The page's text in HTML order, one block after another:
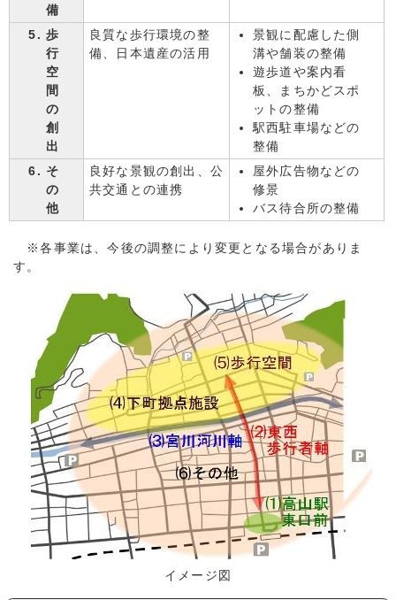
備
歩
行
空
間
の
創
出
良質な歩行環境の整
備、日本遺産の活用
景観に配慮した側
溝や舗装の整備
遊歩道や案内看
板、まちかどスポ
ットの整備
駅西駐車場などの
整備
そ
の
他
良好な景観の創出、公
共交通との連携
屋外広告物などの
修景
バス待合所の整備
※各事業は、今後の調整により変更となる場合がありま
す。
イメージ図